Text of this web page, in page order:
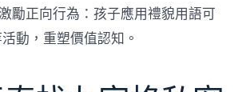
勵正向行為：孩子應用禮貌用語可
動，重塑價值認知。